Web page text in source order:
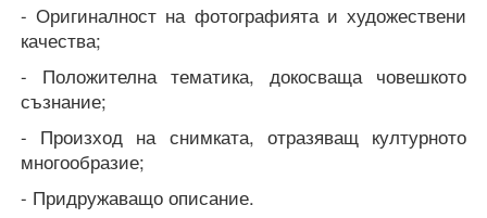
- Оригиналност на фотографията и художествени
качества;
- Положителна тематика, докосваща човешкото
съзнание;
- Произход на снимката, отразяващ културното
многообразие;
- Придружаващо описание.